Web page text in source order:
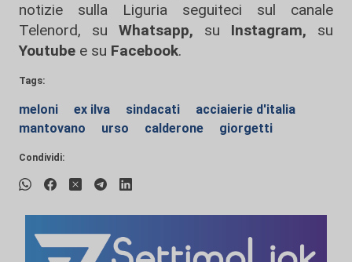
notizie sulla Liguria seguiteci sul canale
Telenord, su
Whatsapp, su Instagram, su
Youtube e su Facebook.
Tags:
meloni ex ilva sindacati
acciaierie d'italia
mantovano
urso calderone giorgetti
Condividi: